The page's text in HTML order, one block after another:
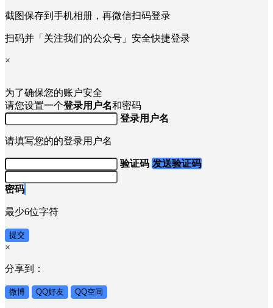
截图保存到手机相册，再微信扫码登录
扫码并「关注我们的公众号」安全快捷登录
×
为了确保您的账户安全
请您设置一个登录用户名和密码
登录用户名
请填写您的的登录用户名
验证码 发送验证码
密码
最少6位字符
提交
×
分享到：
微博 QQ好友 QQ空间